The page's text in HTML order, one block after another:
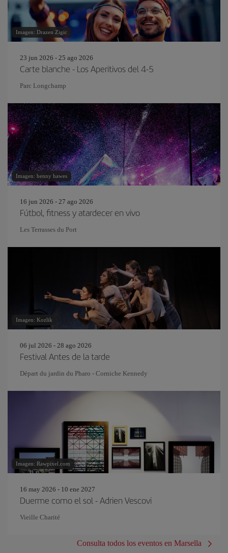
Imagen: Drazen Zigic
23 jun 2026 - 25 ago 2026
Carte blanche - Los Aperitivos del 4-5
Parc Longchamp
Imagen: benny hawes
16 jun 2026 - 27 ago 2026
Fútbol, fitness y atardecer en vivo
Les Terrasses du Port
Imagen: Kozlik
06 jul 2026 - 28 ago 2026
Festival Antes de la tarde
Départ du jardin du Pharo - Corniche Kennedy
Imagen: Rawpixel.com
16 may 2026 - 10 ene 2027
Duerme como el sol - Adrien Vescovi
Vieille Charité
Consulta todos los eventos en Marsella